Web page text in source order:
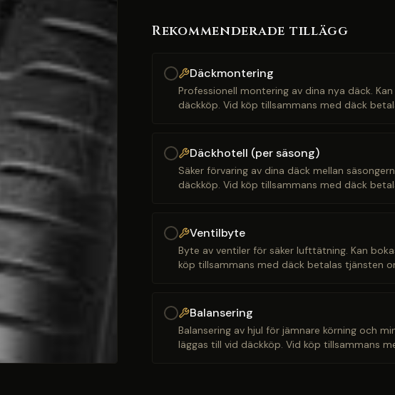
Rekommenderade tillägg
Däckmontering
Professionell montering av dina nya däck.
däckköp. Vid köp tillsammans med däck
Däckhotell (per säsong)
Säker förvaring av dina däck mellan
däckköp. Vid köp tillsammans med däck
Ventilbyte
Byte av ventiler för säker lufttätning. Kan
köp tillsammans med däck betalas tjänsten
Balansering
Balansering av hjul för jämnare körning och
läggas till vid däckköp. Vid köp tillsammans